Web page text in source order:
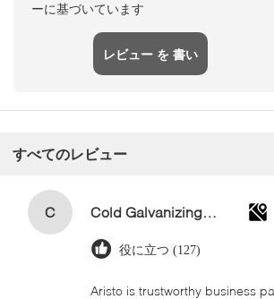
ーに基づいています
レビュー を 書い
すべてのレビュー
C Cold Galvanizing Zinc Spray Paint 400ml
役に立つ (127)
Aristo is trustworthy business